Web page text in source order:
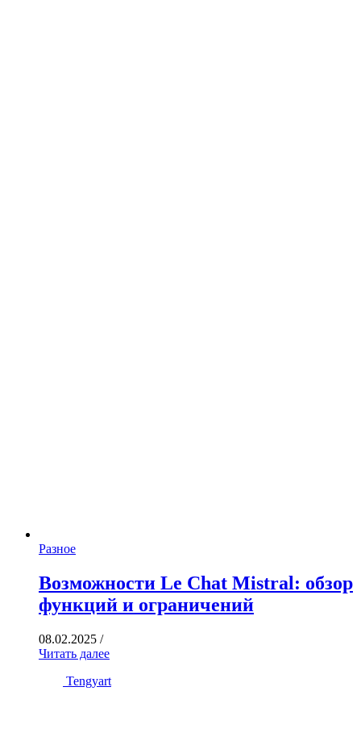
Разное
Возможности Le Chat Mistral: обзор
функций и ограничений
08.02.2025 /
Читать далее
Tengyart